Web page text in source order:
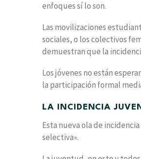
enfoques sí lo son.
Las movilizaciones
sociales, o los colectivos
demuestran que la
Los jóvenes no están
la participación formal
LA INCIDENCIA
Esta nueva ola de
selectiva».